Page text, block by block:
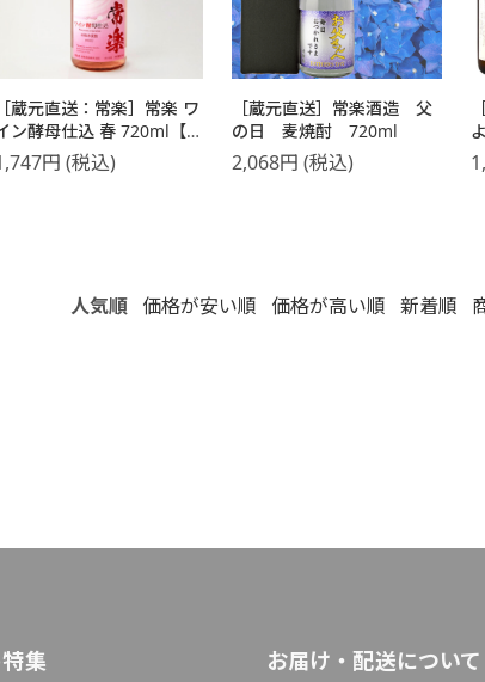
［蔵元直送：常楽］常楽 ワ
ン酵母仕込 春 720ml【3
4営業日以内に出荷】
円(税込)
［蔵元直送］常楽酒造 父
の日 麦焼酎 720ml
2,068円(税込)
人気順 価格が安い順 価格が高い順 新着順
集 お届け・配送について